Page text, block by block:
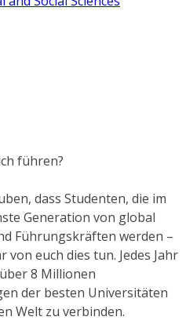
führen?
dass Studenten, die im
Generation von global
Führungskräften werden –
von euch dies tun. Jedes Jahr
8 Millionen
der besten Universitäten
Welt zu verbinden.